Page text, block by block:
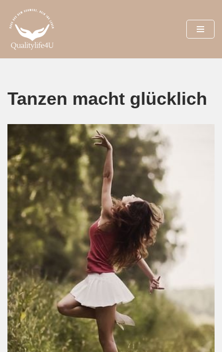
Zum
Inhalt
springen
Tanzen macht glücklich